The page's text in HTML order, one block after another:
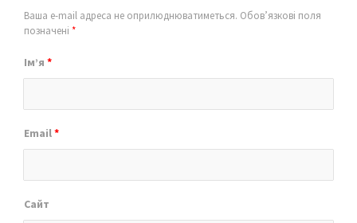
Ваша e-mail адреса не оприлюднюватиметься. Обов’язкові поля
позначені *
Ім’я *
Email*
Сайт